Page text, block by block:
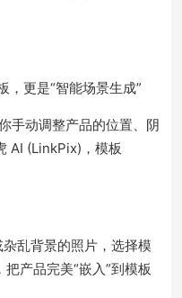
，更是“智能场景生成”
手动调整产品的位置、阴
AI (LinkPix)，模板
乱背景的照片，选择模
产品完美“嵌入”到模板